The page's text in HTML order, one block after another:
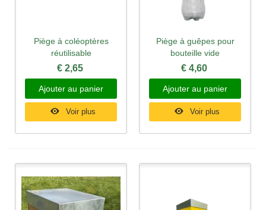
Piège à coléoptères
réutilisable
€ 2,65
Ajouter au panier
Voir plus
Piège à guêpes pour
bouteille vide
€ 4,60
Ajouter au panier
Voir plus